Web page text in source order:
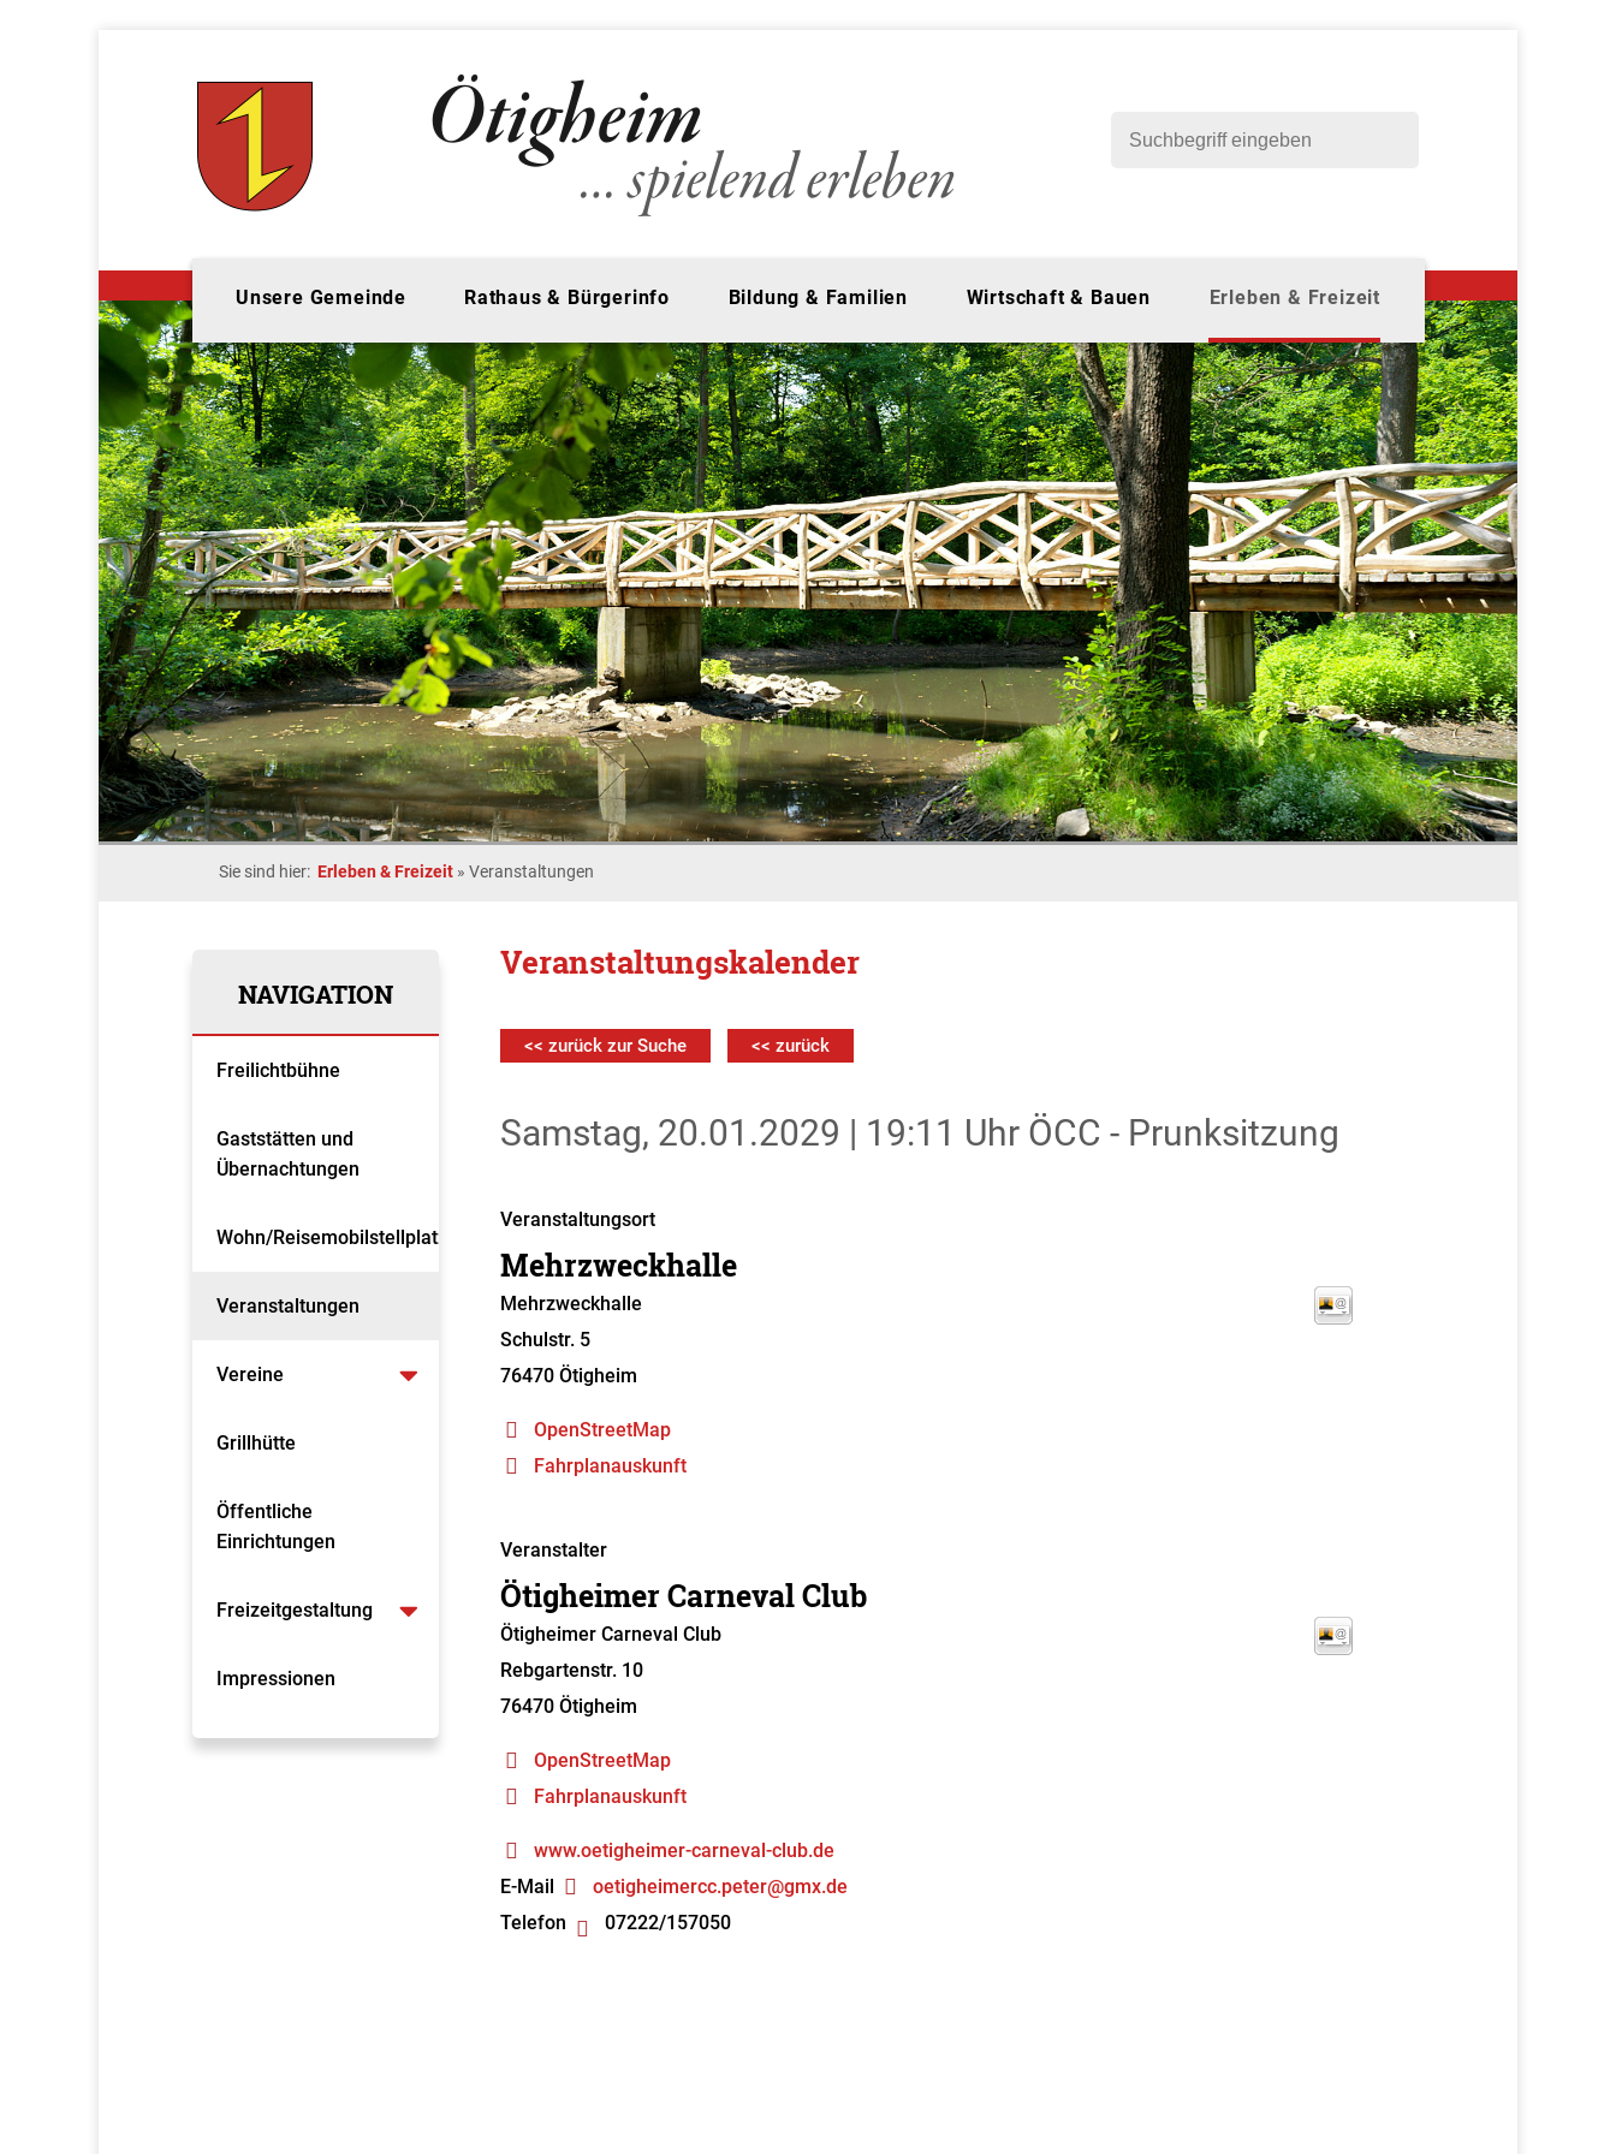
Unsere Gemeinde Rathaus & Bürgerinfo Bildung & Familien Wirtschaft & Bauen Erleben & Freizeit
Sie sind hier: Erleben & Freizeit » Veranstaltungen
NAVIGATION
Freilichtbühne
Gaststätten und
Übernachtungen
Wohn/Reisemobilstellplatz
Veranstaltungen
Vereine
Grillhütte
Öffentliche
Einrichtungen
Freizeitgestaltung
Impressionen
Veranstaltungskalender
<< zurück zur Suche << zurück
Samstag, 20.01.2029 | 19:11 UhrÖCC - Prunksitzung
Veranstaltungsort
Mehrzweckhalle
Mehrzweckhalle
Schulstr. 5
76470 Ötigheim
OpenStreetMap
Fahrplanauskunft
Veranstalter
Ötigheimer Carneval Club
Ötigheimer Carneval Club
Rebgartenstr. 10
76470 Ötigheim
OpenStreetMap
Fahrplanauskunft
www.oetigheimer-carneval-club.de
E-Mail
oetigheimercc.peter@gmx.de
Telefon
07222/157050